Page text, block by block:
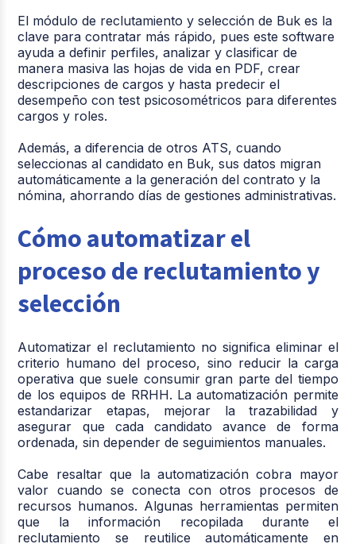
El módulo de reclutamiento y selección de Buk es la
clave para contratar más rápido, pues este software
ayuda a definir perfiles, analizar y clasificar de
manera masiva las hojas de vida en PDF, crear
descripciones de cargos y hasta predecir el
desempeño con test psicosométricos para diferentes
cargos y roles.
Además, a diferencia de otros ATS, cuando
seleccionas al candidato en Buk, sus datos migran
automáticamente a la generación del contrato y la
nómina, ahorrando días de gestiones administrativas.
Cómo automatizar el
proceso de reclutamiento y
selección
Automatizar el reclutamiento no significa eliminar el
criterio humano del proceso, sino reducir la carga
operativa que suele consumir gran parte del tiempo
de los equipos de RRHH. La automatización permite
estandarizar etapas, mejorar la trazabilidad y
asegurar que cada candidato avance de forma
ordenada, sin depender de seguimientos manuales.
Cabe resaltar que la automatización cobra mayor
valor cuando se conecta con otros procesos de
recursos humanos. Algunas herramientas permiten
que la información recopilada durante el
reclutamiento se reutilice automáticamente en